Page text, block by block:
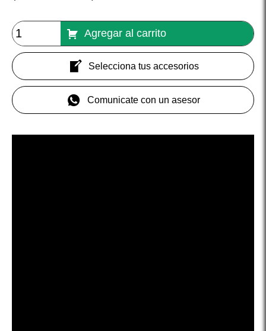
Agregar al carrito
Selecciona tus accesorios
Comunicate con un asesor